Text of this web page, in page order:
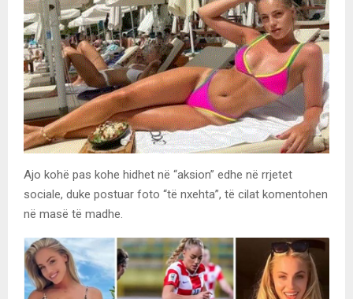
Ajo kohë pas kohe hidhet në “aksion” edhe në rrjetet
sociale, duke postuar foto “të nxehta”, të cilat komentohen
në masë të madhe.